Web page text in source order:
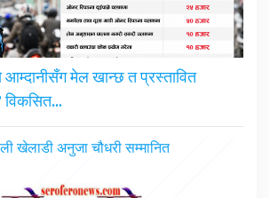
आम्दानीसँग मेल खान्छ त प्रस्तावित
विकसित…